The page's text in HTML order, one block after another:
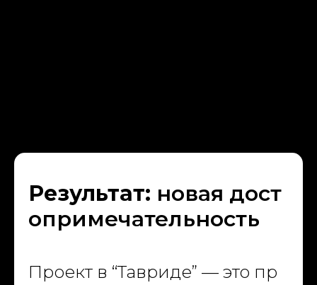
Результат: новая дост
опримечательность
Проект в “Тавриде” — это пр